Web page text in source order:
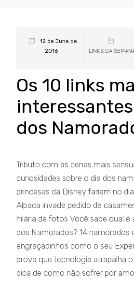
12 de June de
2016
LINKS DA
Os 10 links
dos
Tributo com as cenas mais
curiosidades sobre o dia dos
princesas da Disney fariam no
Alpaca invade pedido de
hilária de fotos Você sabe qual é
dos Namorados? 14 namorados
engraçadinhos como o seu
prova que tecnologia atrapalha
dica de como não sofrer por